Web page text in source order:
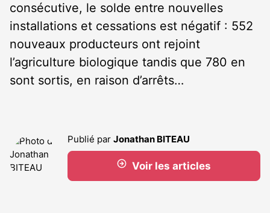
consécutive, le solde entre nouvelles
installations et cessations est négatif : 552
nouveaux producteurs ont rejoint
l’agriculture biologique tandis que 780 en
sont sortis, en raison d’arrêts…
Publié par Jonathan BITEAU
Voir les articles